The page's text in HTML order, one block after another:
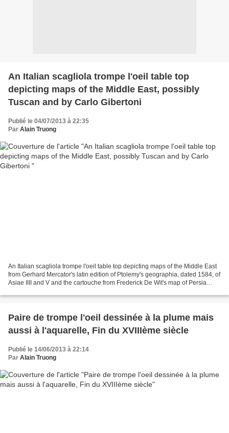
An Italian scagliola trompe l'oeil table top
depicting maps of the Middle East, possibly
Tuscan and by Carlo Gibertoni
Publié le 04/07/2013 à 22:35
Par Alain Truong
An Italian scagliola trompe l'oeil table top depicting maps of the Middle East
from Gerhard Mercator's latin edition of Ptolemy's geographia, dated 1584, of
Asiae IIII and V and the cartouche from Frederick De Wit's map of Persia
Paire de trompe l'oeil dessinée à la plume mais
aussi à l'aquarelle, Fin du XVIIIème siècle
Publié le 14/06/2013 à 22:14
Par Alain Truong